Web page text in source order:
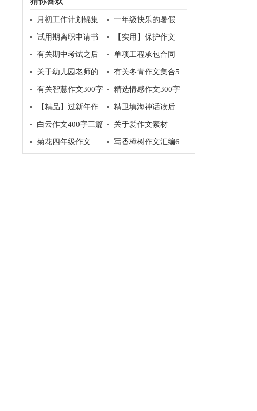
月初工作计划锦集
10篇
一年级快乐的暑假
作文6篇
试用期离职申请书
【实用】保护作文
300字3篇
有关期中考试之后
作文集合八篇
单项工程承包合同
15篇
关于幼儿园老师的
辞职报告五篇
有关冬青作文集合5
篇
有关智慧作文300字
4篇
精选情感作文300字
集锦八篇
【精品】过新年作
文300字锦集八篇
精卫填海神话读后
感
白云作文400字三篇 关于爱作文素材
菊花四年级作文
写香樟树作文汇编6